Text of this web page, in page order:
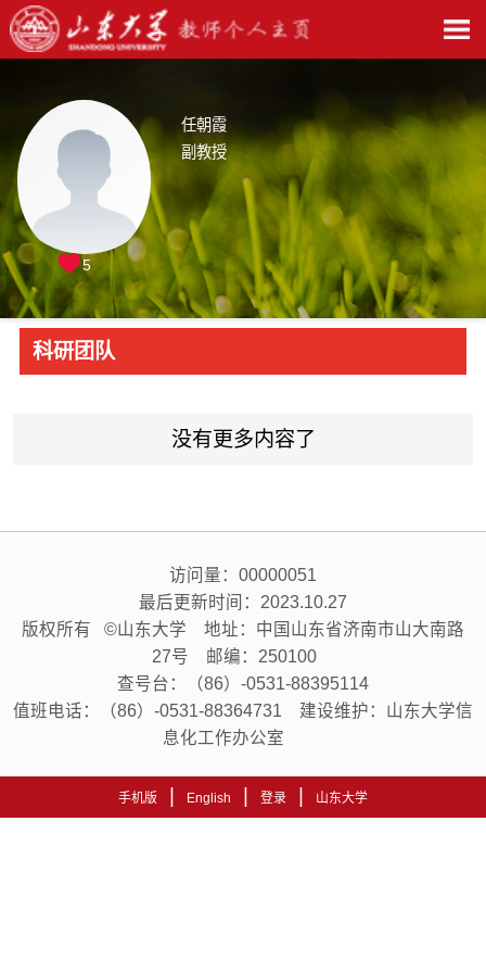
任朝霞
副教授
5
科研团队
没有更多内容了
访问量： 00000051
最后更新时间： 2023.10.27
版权所有 ©山东大学 地址：中国山东省济南市山大南路
27号 邮编：250100
查号台：（86）-0531-88395114
值班电话：（86）-0531-88364731 建设维护：山东大学信
息化工作办公室
手机版 English 登录 山东大学